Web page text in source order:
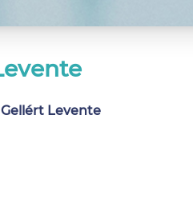
Levente